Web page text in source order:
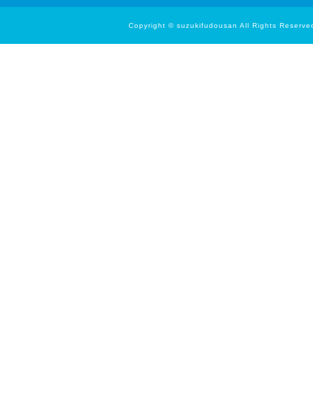
Copyright © suzukifudousan All Rights